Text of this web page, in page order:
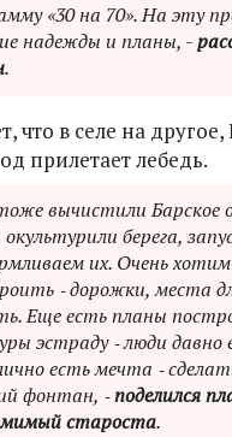
«30 на 70». На эту
надежды и планы, -
.
что в селе на
прилетает лебедь.
вычистили Барское
окультурили берега,
их. Очень
‑ дорожки, места
Еще есть планы
эстраду ‑ люди давно
есть мечта ‑
фонтан, ‑поделился
староста.